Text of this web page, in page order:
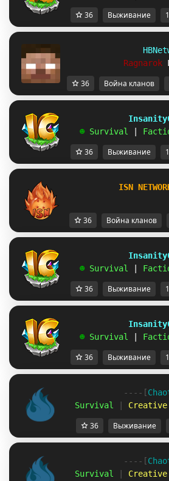
36 Выживание
Ragnarok
36 Война кланов
☻ Survival
36 Выживание
ISN NETWOR
36 Война кланов
☻ Survival
36 Выживание
☻ Survival
36 Выживание
----[
Survival
Creative
36 Выживание
----[
Survival
Creative